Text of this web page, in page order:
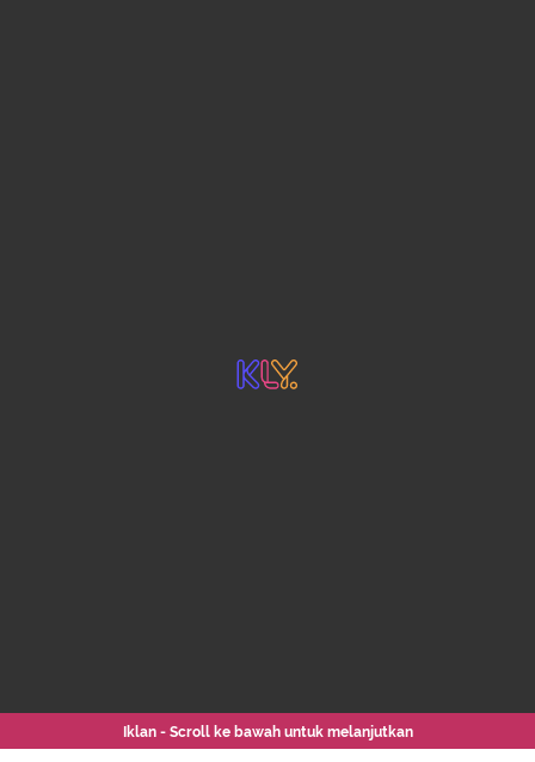
Iklan - Scroll ke bawah untuk melanjutkan